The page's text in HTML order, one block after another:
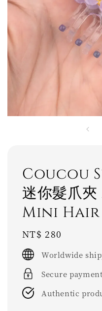
Coucou
迷你髮爪
Mini
Regular
price
NT$ 280
Worldwide
Secure
Authentic